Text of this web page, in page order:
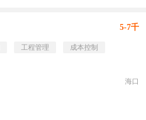
5-7千
工程管理
成本控制
海口